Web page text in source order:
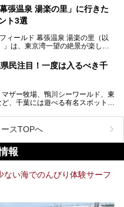
わせたおすすめの施設を紹介しま
を記念して、スパメッツァおおた
ントを開催。花王サクセスの製品
です！
PR】
商品のPRレポート記事です。
張温泉 湯楽の里」に行きた
ト3選
ィールド 幕張温泉 湯楽の里（以
は、東京湾一望の絶景が楽しめ
、サウナ、岩盤浴のほか、高濃度
処や食事処、展望抜群の屋上ま
楽しめます。
でも、特におススメしたい3つの
お届けします。読めばきっと、行
民注目！一度は入るべき千
ザー牧場、鴨川シーワールド、東
、千葉には遊べる有名スポットが
、つい最近まで千葉在住だった私
べき千葉の温泉・スパ34選をま
スTOPへ
報
ない海でのんびり体験サーフ